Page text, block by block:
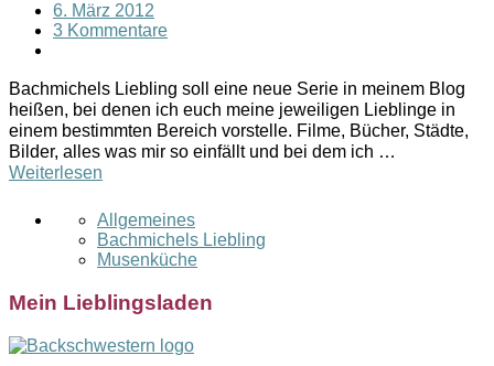
6. März 2012
3 Kommentare
Bachmichels Liebling soll eine neue Serie in meinem Blog
heißen, bei denen ich euch meine jeweiligen Lieblinge in
einem bestimmten Bereich vorstelle. Filme, Bücher, Städte,
Bilder, alles was mir so einfällt und bei dem ich …
Weiterlesen
Allgemeines
Bachmichels Liebling
Musenküche
Mein Lieblingsladen